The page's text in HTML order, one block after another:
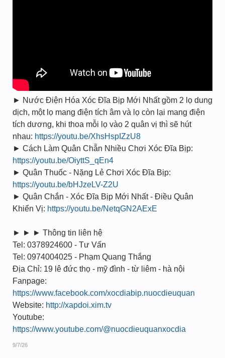
► Nước Điện Hóa Xóc Đĩa Bịp Mới Nhất gồm 2 lọ dung
dịch, một lọ mang điện tích âm và lọ còn lại mang điện
tích dương, khi thoa mỗi lọ vào 2 quân vị thì sẽ hút
nhau: https://youtu.be/XhsHspIZzU8
► Cách Làm Quân Chẵn Nhiều Chơi Xóc Đĩa Bịp:
https://youtu.be/OiyttS_qEn4
► Quân Thuốc - Nặng Lẻ Chơi Xóc Đĩa Bịp:
https://youtu.be/bHJzeLV-Z2U
► Quân Chắn - Xóc Đĩa Bịp Mới Nhất - Điều Quân
Khiển Vị: https://youtu.be/NetqGN2AExE
► ► ► Thông tin liên hệ
Tel: 0378924600 - Tư Vấn
Tel: 0974004025 - Phạm Quang Thắng
Địa Chỉ: 19 lê đức thọ - mỹ đình - từ liêm - hà nội
Fanpage:
https://www.facebook.com/xocdiabip.nuocdieuquan
Website: http://xapdoi.xim.tv
Youtube:
https://www.youtube.com/@nuocdieuquanxocdia
9/7/26